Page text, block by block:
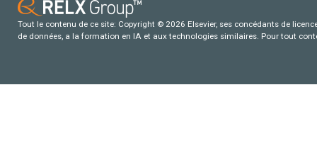
Tout le contenu de ce site: Copyright © 2026 Elsevier, ses concédants de
de données, a la formation en IA et aux technologies similaires. Pour tout